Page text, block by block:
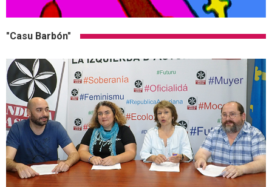
"Casu Barbón"